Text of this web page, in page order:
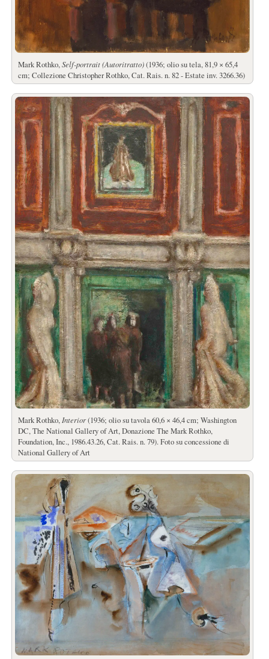
Mark Rothko,Self-portrait (Autoritratto)(1936; olio su tela, 81,9 × 65,4
cm; Collezione Christopher Rothko, Cat. Rais. n. 82 - Estate inv. 3266.36)
Mark Rothko, Interior(1936; olio su tavola 60,6 × 46,4 cm; Washington
DC, The National Gallery of Art, Donazione The Mark Rothko,
Foundation, Inc., 1986.43.26, Cat. Rais. n. 79). Foto su concessione di
National Gallery of Art